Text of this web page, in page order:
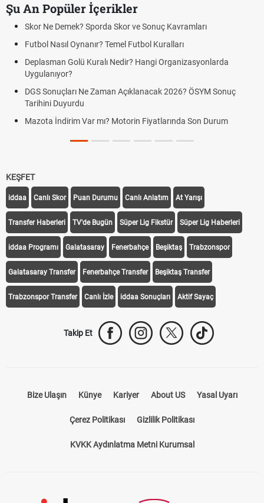
Şu An Popüler İçerikler
Skor Ne Demek? Sporda Skor ve Sonuç Kavramları
Futbol Nasıl Oynanır? Temel Futbol Kuralları
Deplasman Golü Kuralı Nedir? Hangi Organizasyonlarda
Uygulanıyor?
DGS Sonuçları Ne Zaman Açıklanacak 2026? ÖSYM Sonuç
Tarihini Duyurdu
Mazota İndirim Var mı? Motorin Fiyatlarında Son Durum
KEŞFET
iddaa Canlı Skor Puan Durumu Canlı Anlatım At Yarışı
Transfer Haberleri TV'de Bugün Süper Lig Fikstür Süper Lig Haberleri
iddaa Programı Galatasaray Fenerbahçe Beşiktaş Trabzonspor
Galatasaray Transfer Fenerbahçe Transfer Beşiktaş Transfer
Trabzonspor Transfer Canlı İzle iddaa Sonuçları Aktif Sayaç
Takip Et
Bize Ulaşın Künye Kariyer About US Yasal Uyarı
Çerez Politikası Gizlilik Politikası
KVKK Aydınlatma Metni Kurumsal